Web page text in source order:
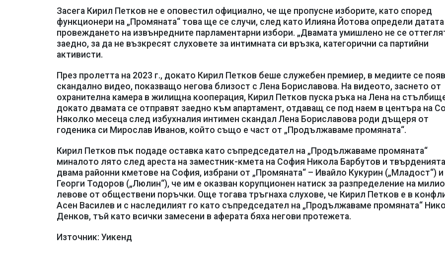
Засега Кирил Петков не е оповестил официално, че ще пропусне изборите, като според
функционери на „Промяната“ това ще се случи, след като Илияна Йотова определи датата
провеждането на извънредните парламентарни избори. „Двамата умишлено не се
заедно, за да не възкресят слуховете за интимната си връзка, категорични са партийни
активисти.
През пролетта на 2023 г., докато Кирил Петков беше служебен премиер, в медиите се
скандално видео, показващо негова близост с Лена Бориславова. На видеото, заснето от
охранителна камера в жилищна кооперация, Кирил Петков пуска ръка на Лена на
докато двамата се отправят заедно към апартамент, отдаващ се под наем в центъра на
Няколко месеца след избухналия интимен скандал Лена Бориславова роди дъщеря от
годеника си Мирослав Иванов, който също е част от „Продължаваме промяната“.
Кирил Петков пък подаде оставка като съпредседател на „Продължаваме промяната“
миналото лято след ареста на заместник-кмета на София Никола Барбутов и
двама районни кметове на София, избрани от „Промяната“ – Ивайло Кукурин („Младост“) и
Георги Тодоров („Люлин“), че им е оказван корупционен натиск за разпределение на
левове от обществени поръчки. Още тогава тръгнаха слухове, че Кирил Петков е в
Асен Василев и с наследилият го като съпредседател на „Продължаваме промяната“
Денков, тъй като всички замесени в аферата бяха негови протежета.
Източник: Уикенд